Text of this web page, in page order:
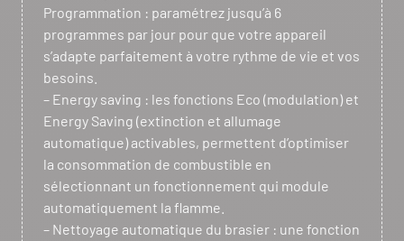
Programmation : paramétrez jusqu’à 6
programmes par jour pour que votre appareil
s’adapte parfaitement à votre rythme de vie et vos
besoins.
– Energy saving : les fonctions Eco (modulation) et
Energy Saving (extinction et allumage
automatique) activables, permettent d’optimiser
la consommation de combustible en
sélectionnant un fonctionnement qui module
automatiquement la flamme.
– Nettoyage automatique du brasier : une fonction